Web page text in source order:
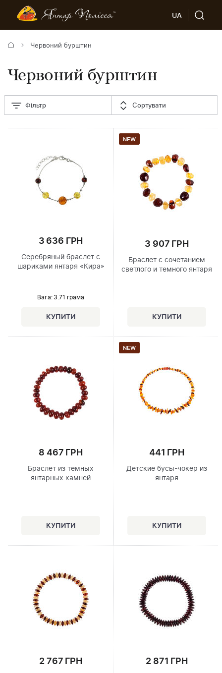
UA
Червоний бурштин
Червоний бурштин
Фільтр Сортувати
3 636 ГРН
Серебряный браслет с
шариками янтаря «Кира»
Вага: 3.71 грама
NEW
3 907 ГРН
Браслет с сочетанием
светлого и темного янтаря
8 467 ГРН
Браслет из темных
янтарных камней
NEW
441 ГРН
Детские бусы-чокер из
янтаря
2 767 ГРН 2 871 ГРН